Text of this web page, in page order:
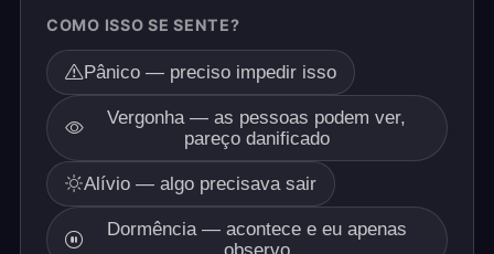
COMO ISSO SE SENTE?
Pânico — preciso impedir isso
Vergonha — as pessoas podem ver,
pareço danificado
Alívio — algo precisava sair
Dormência — acontece e eu apenas
observo